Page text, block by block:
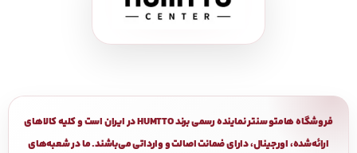
فروشگاه هامتو سنتر نماینده رسمی برند HUMTTO در ایران است و کلیه کالاهای
ارائه‌شده، اورجینال، دارای ضمانت اصالت و وارداتی می‌باشند. ما در شعبه‌های